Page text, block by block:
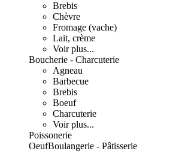
Brebis
Chèvre
Fromage (vache)
Lait, crème
Voir plus...
Boucherie - Charcuterie
Agneau
Barbecue
Brebis
Boeuf
Charcuterie
Voir plus...
Poissonerie
OeufBoulangerie - Pâtisserie